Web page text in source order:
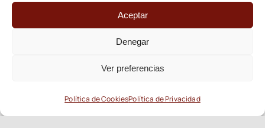
Aceptar
Denegar
Ver preferencias
Política de CookiesPolítica de Privacidad
de privacidad|Política de cookies